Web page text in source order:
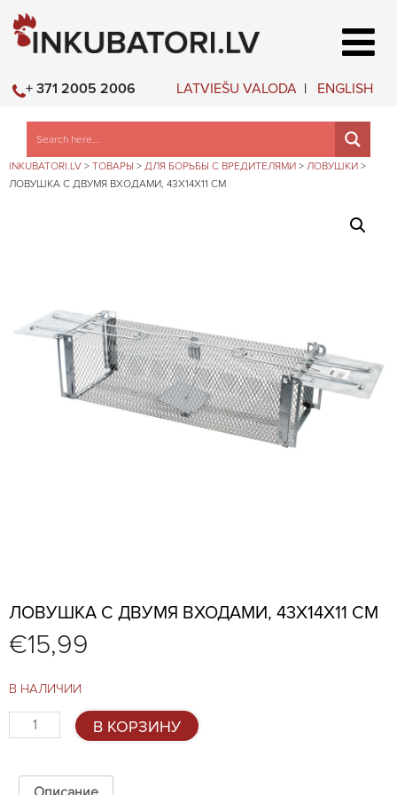
LATVIEŠU VALODA ENGLISH
+ 371 2005 2006
INKUBATORI.LV > ТОВАРЫ > ДЛЯ БОРЬБЫ С ВРЕДИТЕЛЯМИ > ЛОВУШКИ >
ЛОВУШКА С ДВУМЯ ВХОДАМИ, 43X14X11 СМ
ЛОВУШКА С ДВУМЯ ВХОДАМИ, 43X14X11 СМ
€15,99
В НАЛИЧИИ
Количество
товара
двумя
В КОРЗИНУ